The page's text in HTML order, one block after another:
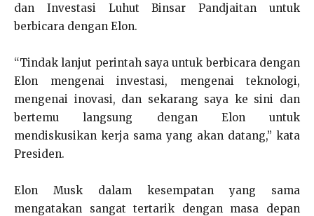
dan Investasi Luhut Binsar Pandjaitan untuk
berbicara dengan Elon.
“Tindak lanjut perintah saya untuk berbicara dengan
Elon mengenai investasi, mengenai teknologi,
mengenai inovasi, dan sekarang saya ke sini dan
bertemu langsung dengan Elon untuk
mendiskusikan kerja sama yang akan datang,” kata
Presiden.
Elon Musk dalam kesempatan yang sama
mengatakan sangat tertarik dengan masa depan